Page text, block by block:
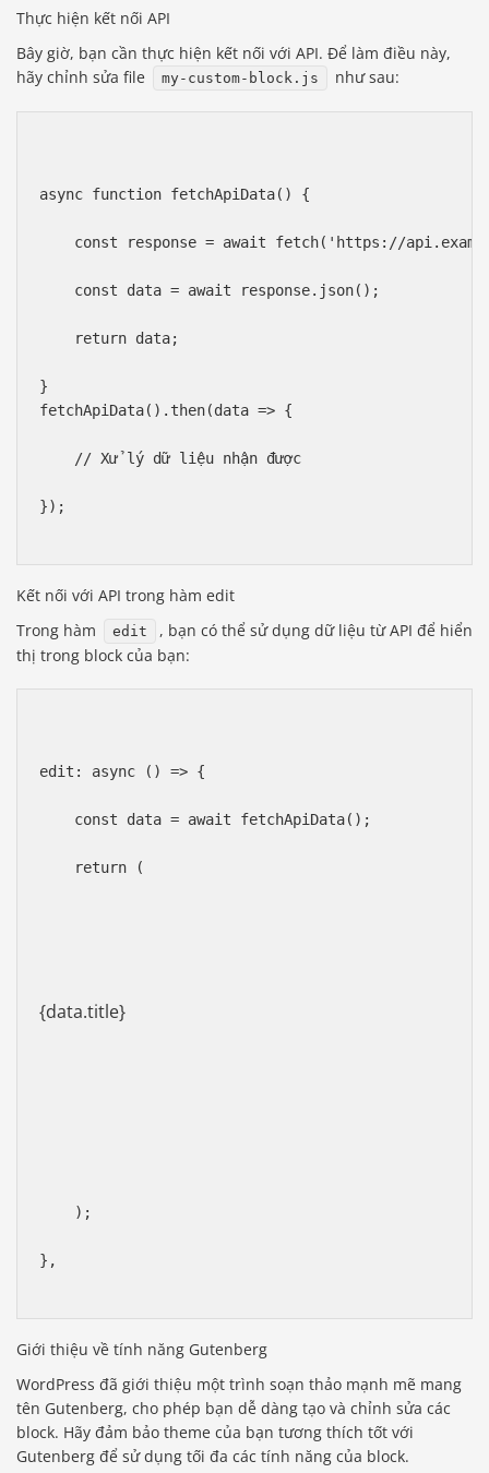
Thực hiện kết nối API
Bây giờ, bạn cần thực hiện kết nối với API. Để làm điều này,
hãy chỉnh sửa file
my-custom-block.js như sau:
async function fetchApiData() {
const response = await fetch('https://
    const data = await response.json();
    return data;
}
fetchApiData().then(data => {
    // Xử lý dữ liệu nhận được
});
Kết nối với API trong hàm edit
Trong hàm
edit
, bạn có thể sử dụng dữ liệu từ API để hiển
thị trong block của bạn:
edit: async () => {
    const data = await fetchApiData();
    return (
{data.title}
    );
},
Giới thiệu về tính năng Gutenberg
WordPress đã giới thiệu một trình soạn thảo mạnh mẽ mang
tên Gutenberg, cho phép bạn dễ dàng tạo và chỉnh sửa các
block. Hãy đảm bảo theme của bạn tương thích tốt với
Gutenberg để sử dụng tối đa các tính năng của block.